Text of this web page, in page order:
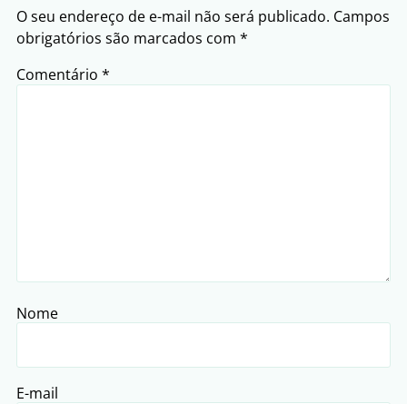
O seu endereço de e-mail não será publicado. Campos
obrigatórios são marcados com *
Comentário *
Nome
E-mail